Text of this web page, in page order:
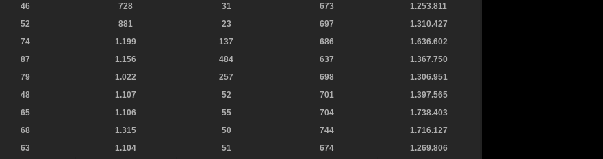
46 728 31 673
1.253.811
52 881 23 697
1.310.427
74 1.199 137 686
1.636.602
87 1.156 484 637
1.367.750
79 1.022 257 698
1.306.951
48 1.107 52 701
1.397.565
65 1.106 55 704
1.738.403
68 1.315 50 744
1.716.127
63 1.104 51 674
1.269.806